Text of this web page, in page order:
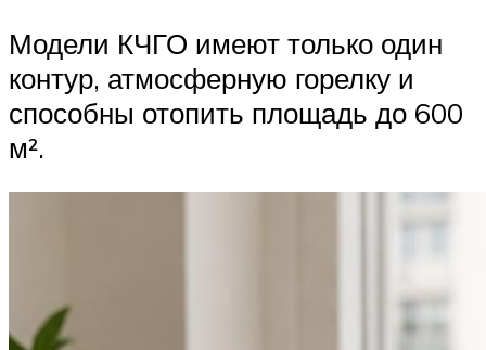
Модели КЧГО имеют только один
контур, атмосферную горелку и
способны отопить площадь до 600
м².